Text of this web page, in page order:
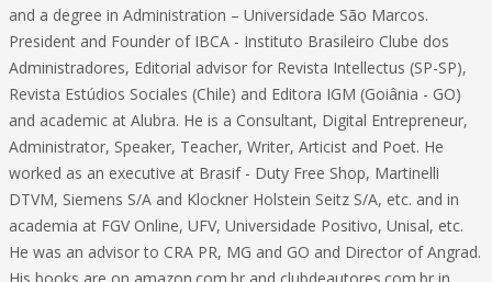
and a degree in Administration – Universidade São Marcos.
President and Founder of IBCA - Instituto Brasileiro Clube dos
Administradores, Editorial advisor for Revista Intellectus (SP-SP),
Revista Estúdios Sociales (Chile) and Editora IGM (Goiânia - GO)
and academic at Alubra. He is a Consultant, Digital Entrepreneur,
Administrator, Speaker, Teacher, Writer, Articist and Poet. He
worked as an executive at Brasif - Duty Free Shop, Martinelli
DTVM, Siemens S/A and Klockner Holstein Seitz S/A, etc. and in
academia at FGV Online, UFV, Universidade Positivo, Unisal, etc.
He was an advisor to CRA PR, MG and GO and Director of Angrad.